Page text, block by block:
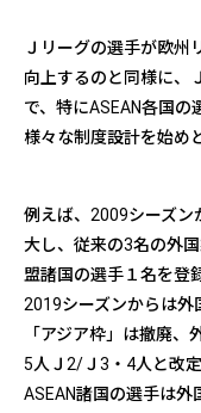
Ｊリーグの選手が欧州
向上するのと同様に、
で、特にASEAN各国の
様々な制度設計を始め
例えば、2009シーズン
大し、従来の3名の外
盟諸国の選手１名を登
2019シーズンからは外
「アジア枠」は撤廃、
5人Ｊ2/Ｊ3・4人と改
ASEAN諸国の選手は